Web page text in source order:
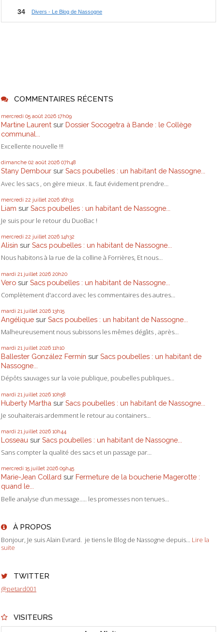
COMMENTAIRES RÉCENTS
mercredi 05 août 2026 17h09
Martine Laurent sur Dossier Socogetra à Bande : le Collège
communal...
Excellente nouvelle !!!
dimanche 02 août 2026 07h48
Stany Dembour sur Sacs poubelles : un habitant de Nassogne...
Avec les sacs , on gère mieux . IL faut évidement prendre...
mercredi 22 juillet 2026 16h31
Liam sur Sacs poubelles : un habitant de Nassogne...
Je suis pour le retour du DuoBac !
mercredi 22 juillet 2026 14h32
Alisin sur Sacs poubelles : un habitant de Nassogne...
Nous habitons à la rue de la colline à Forrières, Et nous...
mardi 21 juillet 2026 20h20
Vero sur Sacs poubelles : un habitant de Nassogne...
Complètement d'accord avec les commentaires des autres...
mardi 21 juillet 2026 13h15
Angélique sur Sacs poubelles : un habitant de Nassogne...
Malheureusement nous subissons les mêmes dégâts , après...
mardi 21 juillet 2026 11h10
Ballester González Fermín sur Sacs poubelles : un habitant de
Nassogne...
Dépôts sauvages sur la voie publique, poubelles publiques...
mardi 21 juillet 2026 10h58
Huberty Martha sur Sacs poubelles : un habitant de Nassogne...
Je souhaiterais ardemment le retour au containers...
mardi 21 juillet 2026 10h44
Losseau sur Sacs poubelles : un habitant de Nassogne...
Sans compter la qualité des sacs et un passage par...
mercredi 15 juillet 2026 09h45
Marie-Jean Collard sur Fermeture de la boucherie Magerotte :
quand le...
Belle analyse d’un message….. les promesses non tenues...
À PROPOS
Bonjour, Je suis Alain Evrard. je tiens le Blog de Nassogne depuis... Lire la
suite
TWITTER
@petard001
VISITEURS